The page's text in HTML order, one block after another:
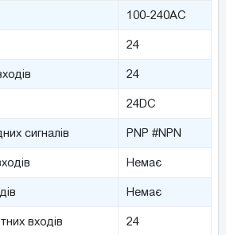
100-240AC
24
24
24DC
сигналів PNP #NPN
Немає
Немає
входів 24